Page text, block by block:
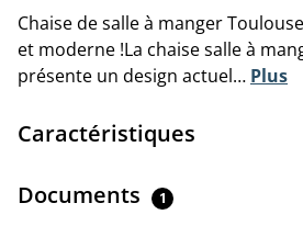
Chaise de salle à manger
et moderne !La chaise salle à
présente un design actuel… Plus
Caractéristiques
Documents 1